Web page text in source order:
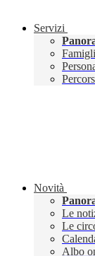
Servizi
Novità
Le
Le
Albo